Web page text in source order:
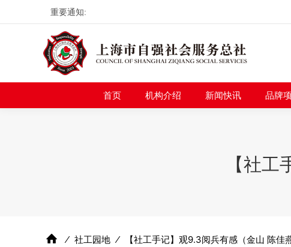
重要通知:
首页 机构介绍 新闻快讯 品牌
【社
⁄ 社工园地 ⁄
【社工手记】观9.3阅兵有感（金山 陈佳燕
首页 机构介绍 新闻快讯